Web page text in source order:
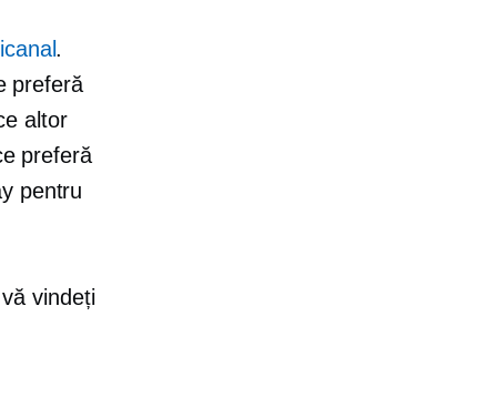
.
preferă
altor
preferă
pentru
vindeți